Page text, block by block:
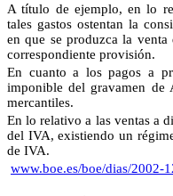
A título de ejemplo, en lo
tales gastos ostentan la
en que se produzca la
correspondiente provisión.
En cuanto a los pagos a
imponible del gravamen de
mercantiles.
En lo relativo a las ventas a
del IVA, existiendo un
de IVA.
www.boe.es/boe/dias/2002-